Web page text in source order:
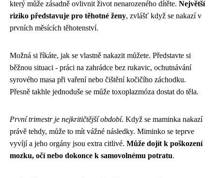
který může zásadně ovlivnit život nenarozeného dítěte. Největší
riziko představuje pro těhotné ženy, zvlášť když se nakazí v
prvních měsících těhotenství.
Možná si říkáte, jak se vlastně nakazit můžete. Představte si
běžnou situaci - práci na zahrádce bez rukavic, ochutnávání
syrového masa při vaření nebo čištění kočičího záchodku.
Přesně takhle jednoduše se může toxoplazmóza dostat do těla.
První trimestr je nejkritičtější období. Když se maminka nakazí
právě tehdy, může to mít vážné následky. Miminko se teprve
vyvíjí a jeho orgány jsou extra citlivé. Může dojít k poškození
mozku, očí nebo dokonce k samovolnému potratu.